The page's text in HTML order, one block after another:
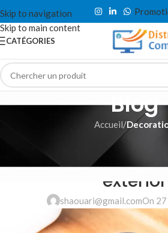
Skip to navigation
Skip to main content
CATÉGORIES
Blog
Accueil/
DECORATION
Creative water
exterior
shaouari@gmail.comOn